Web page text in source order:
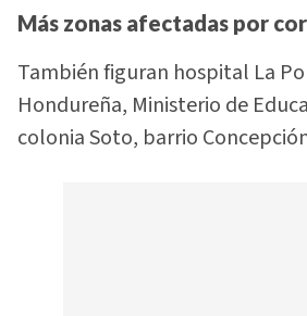
Más zonas afectadas por
También figuran hospital La
Hondureña, Ministerio de
colonia Soto, barrio